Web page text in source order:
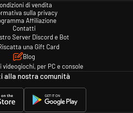
di vendita
sulla privacy
Affiliazione
Contatti
Server Discord e Bot
una Gift Card
Blog
videogiochi, per PC e console
alla nostra comunità